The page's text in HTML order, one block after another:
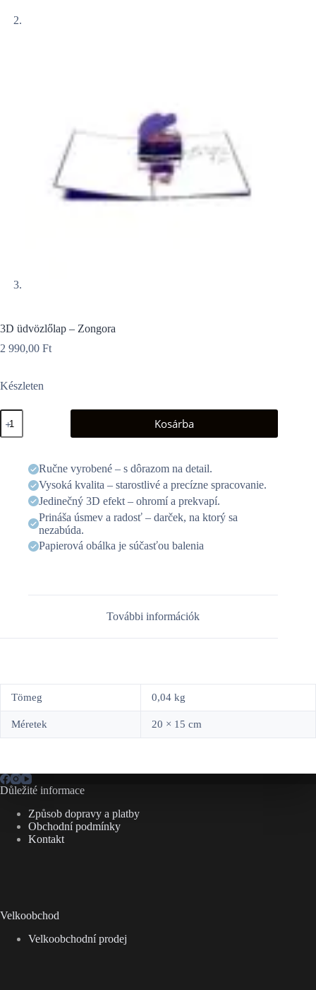
3D üdvözlőlap – Zongora
2 990,00 Ft
Készleten
3D
üdvözlőlap
-
mennyiség
Kosárba
Ručne vyrobené – s dôrazom na detail.
Vysoká kvalita – starostlivé a precízne spracovanie.
Jedinečný 3D efekt – ohromí a prekvapí.
Prináša úsmev a radosť – darček, na ktorý sa
nezabúda.
Papierová obálka je súčasťou balenia
További információk
Tömeg 0,04 kg
Méretek 20 × 15 cm
Důležité informace
Způsob dopravy a platby
Obchodní podmínky
Kontakt
Velkoobchod
Velkoobchodní prodej